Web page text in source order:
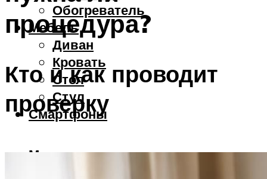
Обогреватель
Мебель
Диван
Кровать
Стол
Стул
Смартфоны
Меню
процедура?
Кто и как проводит
проверку